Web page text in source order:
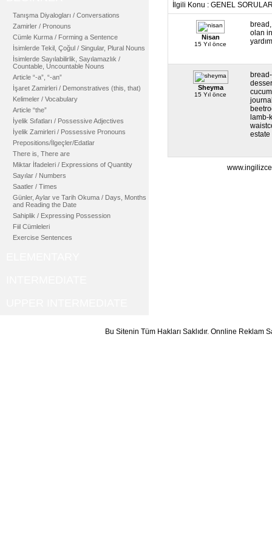
Tanışma Diyalogları / Conversations
Zamirler / Pronouns
Cümle Kurma / Forming a Sentence
İsimlerde Tekil, Çoğul / Singular, Plural Nouns
İsimlerde Sayılabilirlik, Sayılamazlık /
Countable, Uncountable Nouns
Article “-a”, “-an”
İşaret Zamirleri / Demonstratives (this, that)
Kelimeler / Vocabulary
Article “the”
İyelik Sıfatları / Possessive Adjectives
İyelik Zamirleri / Possessive Pronouns
Prepositions/İlgeçler/Edatlar
There is, There are
Miktar İfadeleri / Expressions of Quantity
Sayılar / Numbers
Saatler / Times
Günler, Aylar ve Tarih Okuma / Days, Months
and Reading the Date
Sahiplik / Expressing Possession
Fiil Cümleleri
Exercise Sentences
İlgili Konu : GENEL
Nisan
15 Yıl önce
olan
Sheyma
15 Yıl önce
lamb-
estate
Bu Sitenin Tüm Hakları Saklıdır. Onnline